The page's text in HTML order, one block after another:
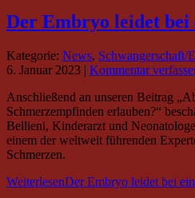
Der Embryo leidet
Kategorie: News, Schwangerschaft/
6. Januar 2023 | Kommentar
Anschließend an unseren Beitrag
Schmerzempfinden erlauben?“
Bellieni, Kinderarzt und
einem der weltweit führenden
Schmerzen.
WeiterlesenDer Embryo leidet bei